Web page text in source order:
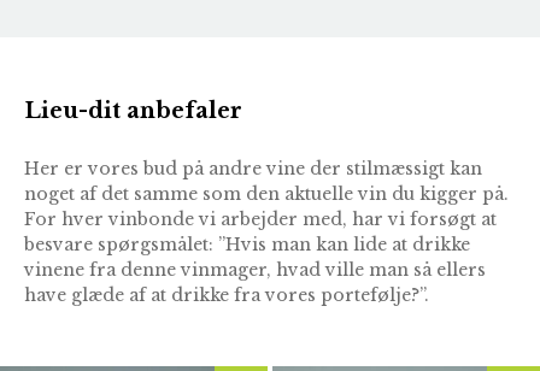
Lieu-dit anbefaler
Her er vores bud på andre vine der stilmæssigt kan
noget af det samme som den aktuelle vin du kigger på.
For hver vinbonde vi arbejder med, har vi forsøgt at
besvare spørgsmålet: ”Hvis man kan lide at drikke
vinene fra denne vinmager, hvad ville man så ellers
have glæde af at drikke fra vores portefølje?”.